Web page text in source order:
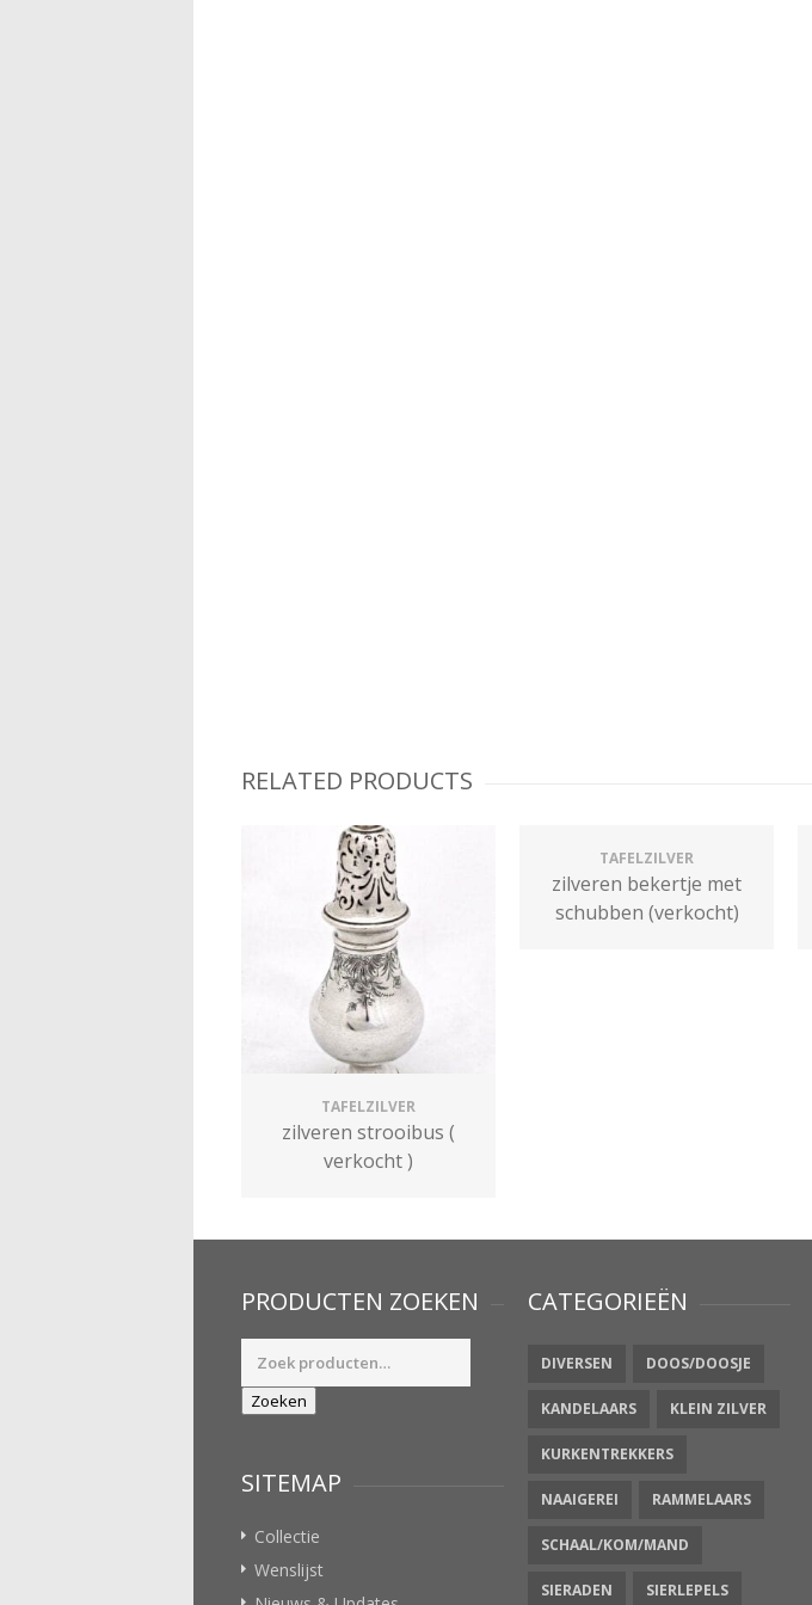
RELATED PRODUCTS
TAFELZILVER
zilveren strooibus (
verkocht )
TAFELZILVER
zilveren bekertje met
schubben (verkocht)
PRODUCTEN ZOEKEN
Zoeken
Zoeken
SITEMAP
Collectie
Wenslijst
CATEGORIEËN
DIVERSEN DOOS/DOOSJE
KANDELAARS KLEIN ZILVER
KURKENTREKKERS
NAAIGEREI RAMMELAARS
SCHAAL/KOM/MAND
SIERADEN SIERLEPELS